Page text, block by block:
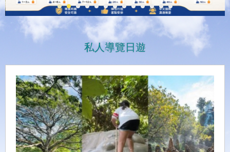
私人導覽日遊